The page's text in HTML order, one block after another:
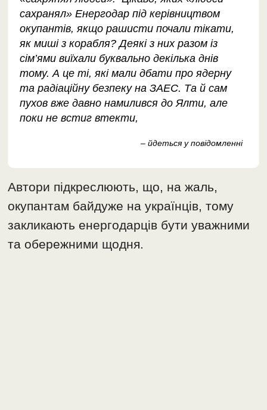
сахранял» Енергодар під керівництвом
окупантів, якщо рашисти почали тікати,
як миші з корабля? Деякі з них разом із
сім’ями виїхали буквально декілька днів
тому. А це ті, які мали дбати про ядерну
та радіаційну безпеку на ЗАЕС. Та й сам
пухов вже давно намилився до Ялти, але
поки не встиг втекти,
– йдеться у повідомленні
Автори підкреслюють, що, на жаль,
окупантам байдуже на українців, тому
закликають енергодарців бути уважними
та обережними щодня.